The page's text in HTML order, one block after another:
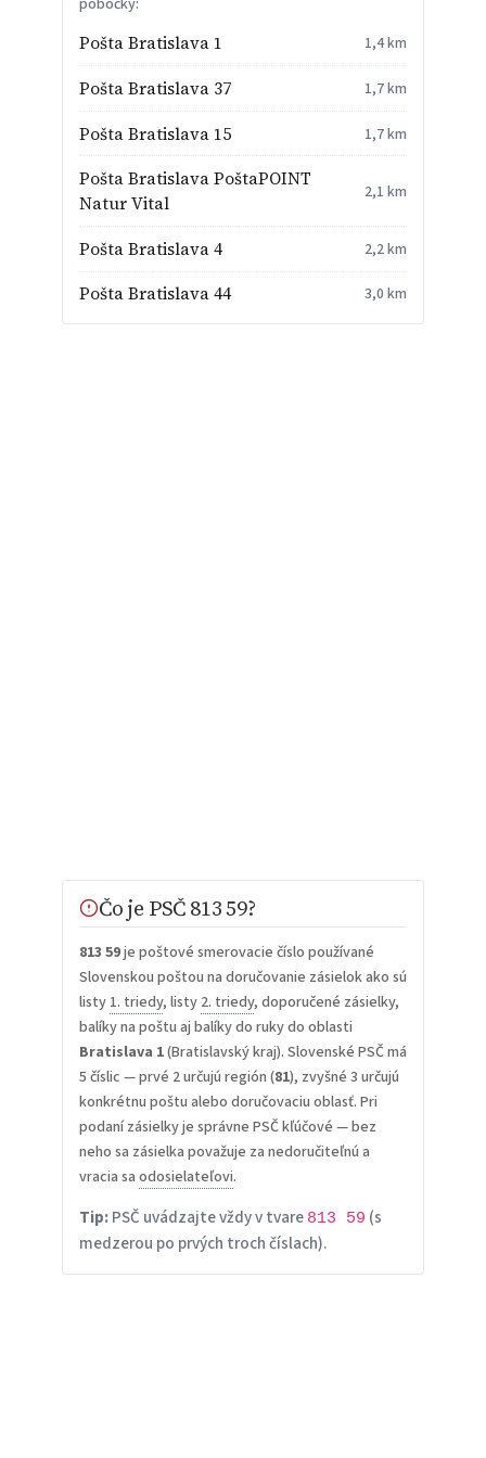
pobočky:
Pošta Bratislava 1 1,4 km
Pošta Bratislava 37 1,7 km
Pošta Bratislava 15 1,7 km
Pošta Bratislava PoštaPOINT
Natur Vital
2,1 km
Pošta Bratislava 4 2,2 km
Pošta Bratislava 44 3,0 km
Čo je PSČ 813 59?
813 59je poštové smerovacie číslo používané
Slovenskou poštou na doručovanie zásielok ako sú
listy 1. triedy, listy 2. triedy, doporučené zásielky,
balíky na poštu aj balíky do ruky do oblasti
Bratislava 1(Bratislavský kraj). Slovenské PSČ má
5 číslic — prvé 2 určujú región (81), zvyšné 3 určujú
konkrétnu poštu alebo doručovaciu oblasť. Pri
podaní zásielky je správne PSČ kľúčové — bez
neho sa zásielka považuje za nedoručiteľnú a
vracia sa odosielateľovi.
Tip:PSČ uvádzajte vždy v tvare 813 59 (s
medzerou po prvých troch číslach).